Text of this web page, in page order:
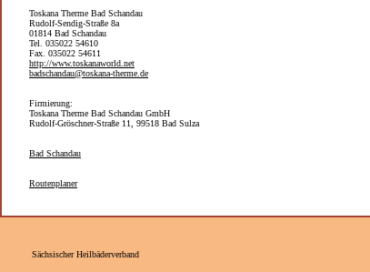
Toskana Therme Bad Schandau
Rudolf-Sendig-Straße 8a
01814 Bad Schandau
Tel. 035022 54610
Fax. 035022 54611
http://www.toskanaworld.net
badschandau@toskana-therme.de
Firmierung:
Toskana Therme Bad Schandau GmbH
Rudolf-Gröschner-Straße 11, 99518 Bad Sulza
Bad Schandau
Routenplaner
Sächsischer Heilbäderverband